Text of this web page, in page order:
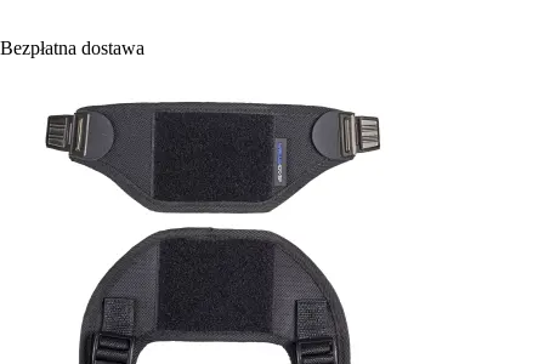
Bezpłatna dostawa